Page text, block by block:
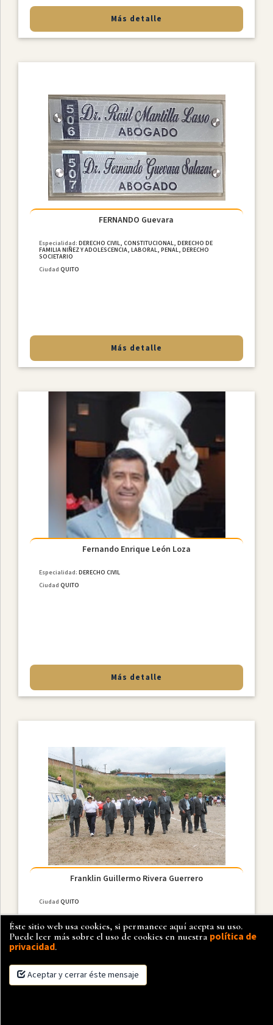
Más detalle
FERNANDO Guevara
Especialidad:DERECHO CIVIL, CONSTITUCIONAL, DERECHO DE
FAMILIA NIÑEZ Y ADOLESCENCIA, LABORAL, PENAL, DERECHO
SOCIETARIO
Ciudad QUITO
Más detalle
Fernando Enrique León Loza
Especialidad:DERECHO CIVIL
Ciudad QUITO
Más detalle
Franklin Guillermo Rivera Guerrero
Ciudad QUITO
Éste sitio web usa cookies, si permanece aquí acepta su uso.
Puede leer más sobre el uso de cookies en nuestra política de
privacidad.
Aceptar y cerrar éste mensaje